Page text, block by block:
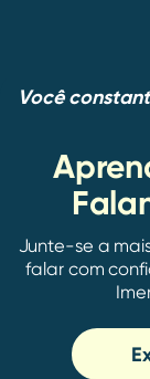
Você
Junte-se a
falar com